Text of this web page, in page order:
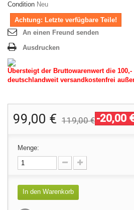
Condition Neu
Achtung: Letzte verfügbare Teile!
An einen Freund senden
Ausdrucken
Übersteigt der Bruttowarenwert die
deutschlandweit versandkostenfrei
99,00 € 119,00 € -20,00
Menge:
In den Warenkorb